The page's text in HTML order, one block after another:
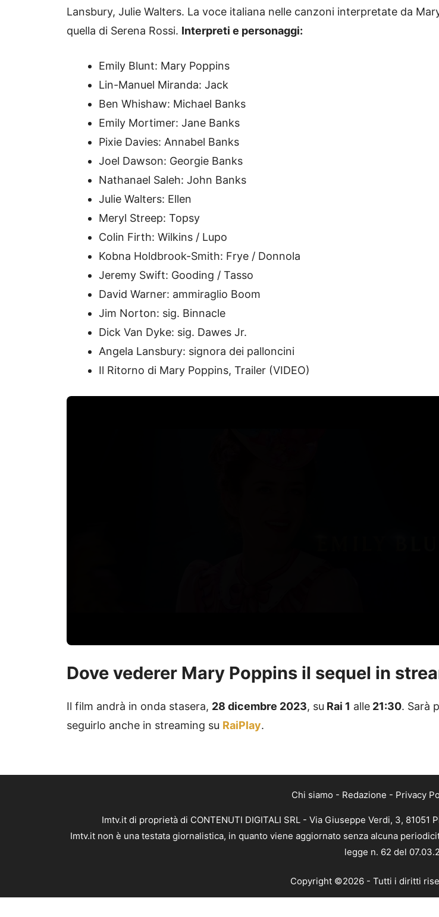
Lansbury, Julie Walters. La voce italiana nelle canzoni interpretate da
quella di Serena Rossi. Interpreti e personaggi:
Emily Blunt: Mary Poppins
Lin-Manuel Miranda: Jack
Ben Whishaw: Michael Banks
Emily Mortimer: Jane Banks
Pixie Davies: Annabel Banks
Joel Dawson: Georgie Banks
Nathanael Saleh: John Banks
Julie Walters: Ellen
Meryl Streep: Topsy
Colin Firth: Wilkins / Lupo
Kobna Holdbrook-Smith: Frye / Donnola
Jeremy Swift: Gooding / Tasso
David Warner: ammiraglio Boom
Jim Norton: sig. Binnacle
Dick Van Dyke: sig. Dawes Jr.
Angela Lansbury: signora dei palloncini
Il Ritorno di Mary Poppins, Trailer (VIDEO)
Dove vederer Mary Poppins il sequel in
Il film andrà in onda stasera, 28 dicembre 2023, su Rai 1 alle 21:30. Sarà
seguirlo anche in streaming su RaiPlay.
Chi siamo - Redazione - Privacy
Imtv.it di proprietà di CONTENUTI DIGITALI SRL - Via Giuseppe Verdi, 3,
Imtv.it non è una testata giornalistica, in quanto viene aggiornato senza alcuna
legge n. 62 del
Copyright ©2026 - Tutti i diritti